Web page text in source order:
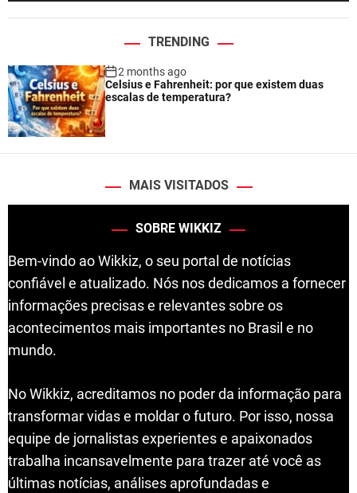
TRENDING
2 months ago
Celsius e Fahrenheit: por que existem duas
escalas de temperatura?
MAIS VISITADOS
SOBRE WIKKIZ
Bem-vindo ao Wikkiz, o seu portal de notícias
confiável e atualizado. Nós nos dedicamos a fornecer
informações precisas e relevantes sobre os
acontecimentos mais importantes no Brasil e no
mundo.
No Wikkiz, acreditamos no poder da informação para
transformar vidas e moldar o futuro. Por isso, nossa
equipe de jornalistas experientes e apaixonados
trabalha incansavelmente para trazer até você as
últimas notícias, análises aprofundadas e